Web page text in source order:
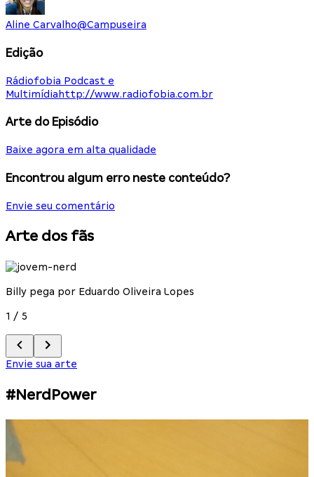
Aline Carvalho@Campuseira
Edição
Rádiofobia Podcast e
Multimídia http://www.radiofobia.com.br
Arte do Episódio
Baixe agora em alta qualidade
Encontrou algum erro neste conteúdo?
Envie seu comentário
Arte dos fãs
Billy pega por Eduardo Oliveira Lopes
1 / 5
Envie sua arte
#NerdPower